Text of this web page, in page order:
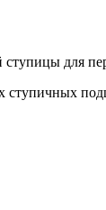
ступицы для
ступичных